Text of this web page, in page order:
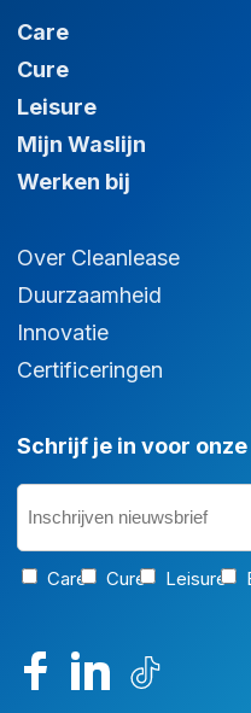
Care
Cure
Leisure
Mijn Waslijn
Werken bij
Over Cleanlease
Duurzaamheid
Innovatie
Certificeringen
Schrijf je in voor
Inschrijven
nieuwsbrief
(Vereist)
Categorie
Care Cure Leisure